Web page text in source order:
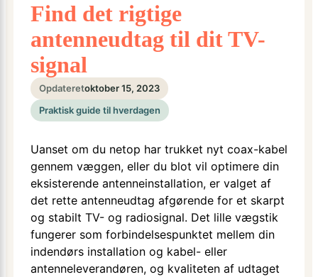
Find det rigtige
antenneudtag til dit TV-
signal
Opdateretoktober 15, 2023
Praktisk guide til hverdagen
Uanset om du netop har trukket nyt coax-kabel
gennem væggen, eller du blot vil optimere din
eksisterende antenneinstallation, er valget af
det rette antenneudtag afgørende for et skarpt
og stabilt TV- og radiosignal. Det lille vægstik
fungerer som forbindelsespunktet mellem din
indendørs installation og kabel- eller
antenneleverandøren, og kvaliteten af udtaget